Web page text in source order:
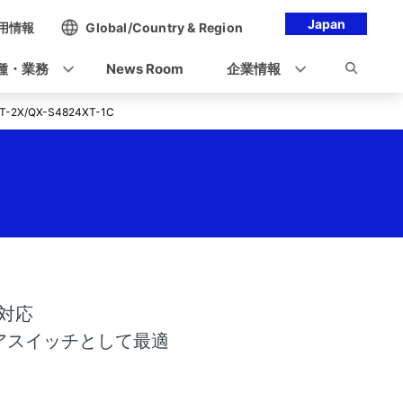
Japan
情報 Global/Country & Region
・業務 News Room 企業情報
2X/QX-S4824XT-1C
応
イッチとして最適